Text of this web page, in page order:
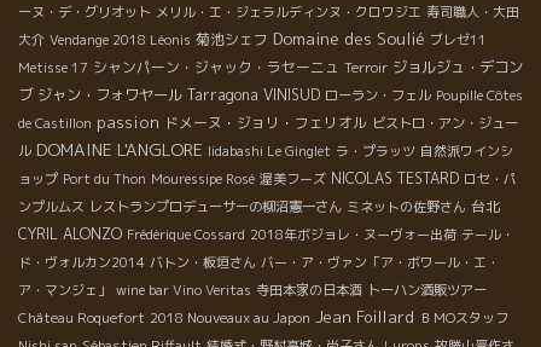
ーヌ・デ・グリオット メリル・エ・ジェラルディンヌ・クロワジエ 寿司職人・大田
大介 Vendange 2018 Léonis 菊池シェフ Domaine des Soulié ブレゼ11
Metisse 17 シャンパーン・ジャック・ラセーニュ Terroir ジョルジュ・デコン
ブ ジャン・フォワヤール Tarragona VINISUD ローラン・フェル Poupille Côtes
de Castillon passion ドメーヌ・ジョリ・フェリオル ビストロ・アン・ジュー
ル DOMAINE L'ANGLORE Iidabashi Le Ginglet ラ・プラッツ 自然派ワインシ
ョップ Port du Thon Mouressipe Rosé 渥美フーズ NICOLAS TESTARD ロセ・パ
ンプルムス レストランプロデューサーの柳沼憲一さん ミネットの佐野さん 台北
CYRIL ALONZO Frédérique Cossard 2018年ボジョレ・ヌーヴォー出荷 テール・
ド・ヴォルカン2014 バトン・板垣さん バー・ア・ヴァン「ア・ボワール・エ・
ア・マンジェ」
wine bar Vino Veritas 寺田本家の日本酒 トーハン酒販ツアー
Château Roquefort 2018 Nouveaux au Japon Jean Foillard ＢＭОスタッフ